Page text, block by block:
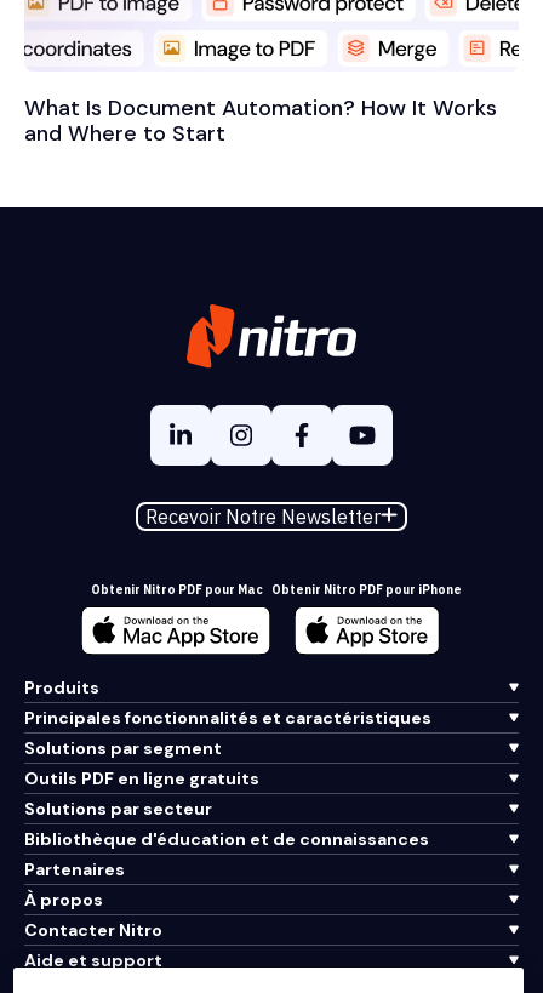
What Is Document Automation? How It Works
and Where to Start
Recevoir Notre Newsletter
Obtenir Nitro PDF pour Mac Obtenir Nitro PDF pour iPhone
Produits
Principales fonctionnalités et caractéristiques
Solutions par segment
Outils PDF en ligne gratuits
Solutions par secteur
Bibliothèque d'éducation et de connaissances
Partenaires
À propos
Contacter Nitro
Aide et support